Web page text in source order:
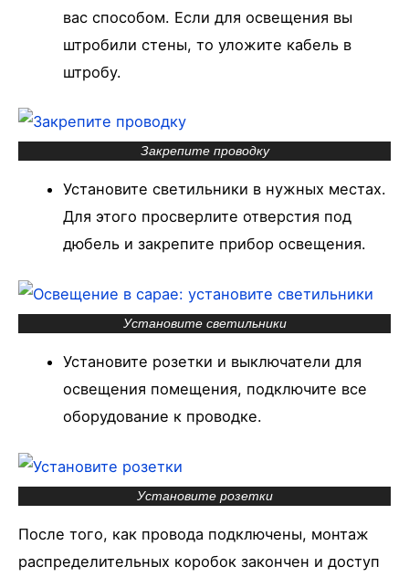
вас способом. Если для освещения вы
штробили стены, то уложите кабель в
штробу.
Закрепите проводку
Установите светильники в нужных местах.
Для этого просверлите отверстия под
дюбель и закрепите прибор освещения.
Установите светильники
Установите розетки и выключатели для
освещения помещения, подключите все
оборудование к проводке.
Установите розетки
После того, как провода подключены, монтаж
распределительных коробок закончен и доступ